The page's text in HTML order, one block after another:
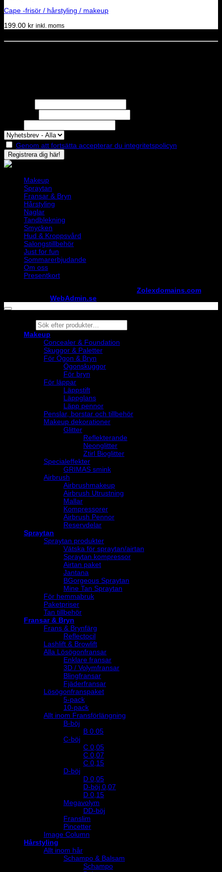
Cape -frisör / hårstyling / makeup
199.00 kr inkl. moms
Genom att fortsätta accepterar du integritetspolicyn
Makeup
Spraytan
Fransar & Bryn
Hårstyling
Naglar
Tandblekning
Smycken
Hud & Kroppsvård
Salongstillbehör
Just for fun
Sommarerbjudande
Om oss
Presentkort
Zolexdomains.com
WebAdmin.se
Products
search
Makeup
Concealer & Foundation
Skuggor & Paletter
För Ögon & Bryn
Ögonskuggor
För bryn
För läppar
Läppstift
Läppglans
Läpp pennor
Penslar, borstar och tillbehör
Makeup dekorationer
Glitter
Reflekterande
Neonglitter
Ztirl Bioglitter
Specialeffekter
GRIMAS smink
Airbrush
Airbrushmakeup
Airbrush Utrustning
Mallar
Kompressorer
Airbrush Pennor
Reservdelar
Spraytan
Spraytan produkter
Vätska för spraytan/airtan
Spraytan kompressor
Airtan paket
Jantana
BGorgeous Spraytan
Mine Tan Spraytan
För hemmabruk
Paketpriser
Tan tillbehör
Fransar & Bryn
Frans & Brynfärg
Reflectocil
Lashlift & Browlift
Alla Lösögonfransar
Enklare fransar
3D / Volymfransar
Blingfransar
Fjäderfransar
Lösögonfranspaket
5-pack
10-pack
Allt inom Fransförlängning
B-böj
B 0.05
C-böj
C 0,05
C 0,07
C 0,15
D-böj
D 0,05
D-böj 0,07
D 0,15
Megavolym
DD-böj
Franslim
Pincetter
Image Column
Hårstyling
Allt inom hår
Schampo & Balsam
Schampo